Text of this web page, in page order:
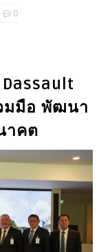
0
มมือ พัฒนา
าคต